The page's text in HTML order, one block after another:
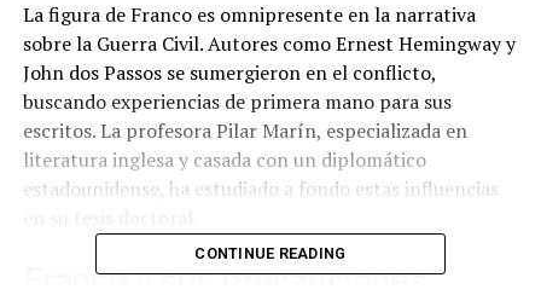
La figura de Franco es omnipresente en la narrativa
sobre la Guerra Civil. Autores como Ernest Hemingway y
John dos Passos se sumergieron en el conflicto,
buscando experiencias de primera mano para sus
escritos. La profesora Pilar Marín, especializada en
literatura inglesa y casada con un diplomático
estadounidense, ha estudiado a fondo estas influencias
Franco y sus precauciones
CONTINUE READING